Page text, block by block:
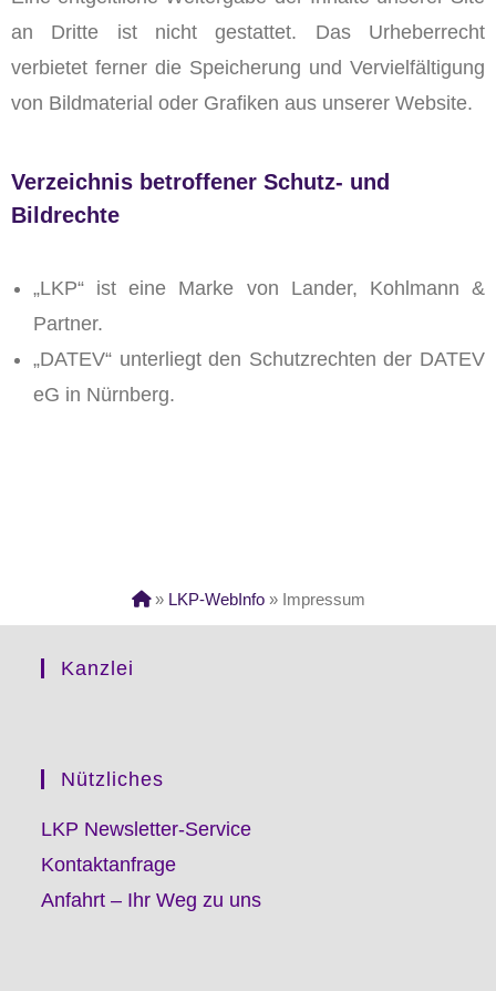
an Dritte ist nicht gestattet. Das Urheberrecht
verbietet ferner die Speicherung und Vervielfältigung
von Bildmaterial oder Grafiken aus unserer Website.
Verzeichnis betroffener Schutz- und
Bildrechte
„LKP“ ist eine Marke von Lander, Kohlmann &
Partner.
„DATEV“ unterliegt den Schutzrechten der DATEV
eG in Nürnberg.
» LKP-WebInfo» Impressum
Kanzlei
Nützliches
LKP Newsletter-Service
Kontaktanfrage
Anfahrt – Ihr Weg zu uns